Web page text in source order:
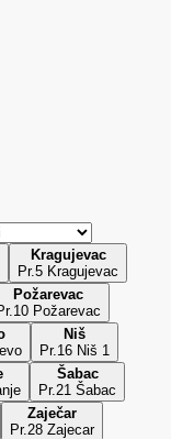
Kragujevac
Pr.5 Kragujevac
Požarevac
Požarevac
Niš
Pr.16 Niš 1
Šabac
Pr.21 Šabac
Zaječar
Pr.28 Zajecar